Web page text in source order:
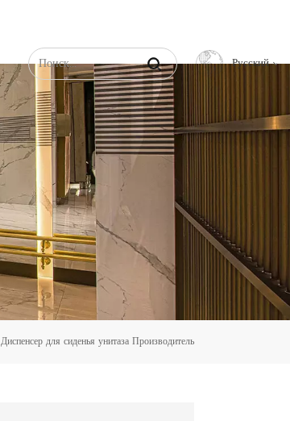
Русский
English
Русский
Español
中文
Диспенсер для сиденья унитаза Производитель